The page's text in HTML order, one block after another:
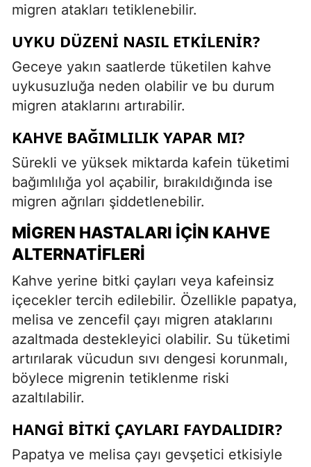
migren atakları tetiklenebilir.
UYKU DÜZENI NASIL ETKILENIR?
Geceye yakın saatlerde tüketilen kahve
uykusuzluğa neden olabilir ve bu durum
migren ataklarını artırabilir.
KAHVE BAĞIMLILIK YAPAR MI?
Sürekli ve yüksek miktarda kafein tüketimi
bağımlılığa yol açabilir, bırakıldığında ise
migren ağrıları şiddetlenebilir.
MIGREN HASTALARI İÇIN KAHVE
ALTERNATIFLERI
Kahve yerine bitki çayları veya kafeinsiz
içecekler tercih edilebilir. Özellikle papatya,
melisa ve zencefil çayı migren ataklarını
azaltmada destekleyici olabilir. Su tüketimi
artırılarak vücudun sıvı dengesi korunmalı,
böylece migrenin tetiklenme riski
azaltılabilir.
HANGI BITKI ÇAYLARI FAYDALIDIR?
Papatya ve melisa çayı gevşetici etkisiyle